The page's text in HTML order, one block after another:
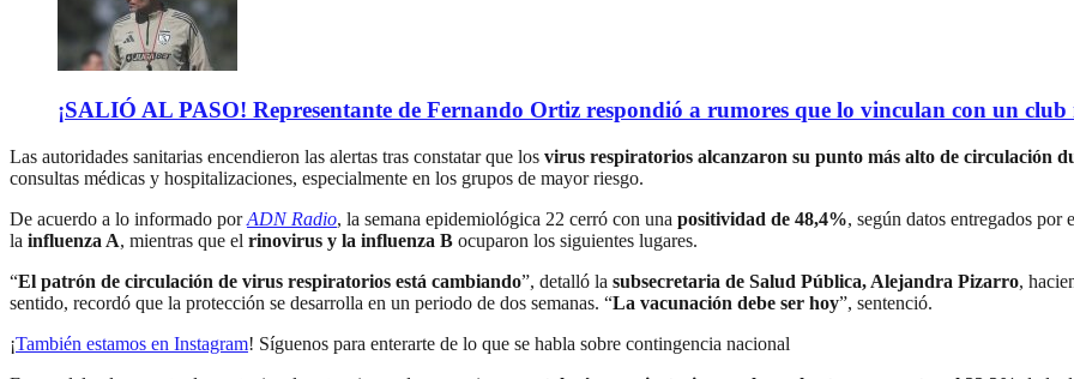
¡SALIÓ AL PASO! Representante de Fernando Ortiz respondió a rumores que lo vinculan con un club
Las autoridades sanitarias encendieron las alertas tras constatar que los virus respiratorios alcanzaron su punto más alto de circulación
consultas médicas y hospitalizaciones, especialmente en los grupos de mayor riesgo.
De acuerdo a lo informado porADN Radio, la semana epidemiológica 22 cerró con una positividad de 48,4%, según datos entregados por
la influenza A, mientras que el rinovirus y la influenza B ocuparon los siguientes lugares.
“El patrón de circulación de virus respiratorios está cambiando”, detalló la subsecretaria de Salud Pública, Alejandra Pizarro,
sentido, recordó que la protección se desarrolla en un periodo de dos semanas. “La vacunación debe ser hoy”, sentenció.
¡También estamos en Instagram! Síguenos para enterarte de lo que se habla sobre contingencia nacional